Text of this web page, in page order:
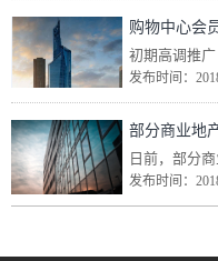
购物中心会
发布时间：
部分商业地
发布时间：